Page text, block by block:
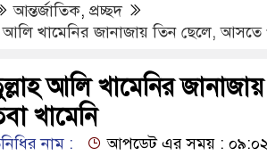
আন্তর্জাতিক, প্রচ্ছদ
খামেনির জানাজায় তিন ছেলে, আসতে
আলি খামেনির
খামেনি
নাম :
আপডেট এর সময় : ০৯:০২